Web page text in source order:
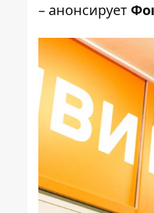
– анонсирует